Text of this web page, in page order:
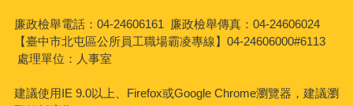
廉政檢舉電話：04-24606161
廉政檢舉傳真：04-24606024
【臺中市北屯區公所員工職場霸凌專線】04-24606000#6113
處理單位：人事室
建議使用IE 9.0以上、Firefox或Google Chrome瀏覽器，建議瀏